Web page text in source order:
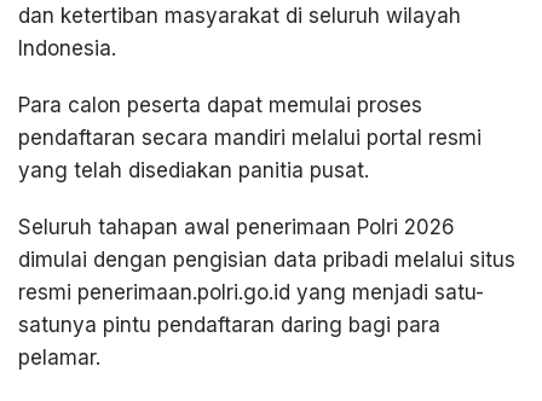
dan ketertiban masyarakat di seluruh wilayah
Indonesia.
Para calon peserta dapat memulai proses
pendaftaran secara mandiri melalui portal resmi
yang telah disediakan panitia pusat.
Seluruh tahapan awal penerimaan Polri 2026
dimulai dengan pengisian data pribadi melalui situs
resmi penerimaan.polri.go.id yang menjadi satu-
satunya pintu pendaftaran daring bagi para
pelamar.